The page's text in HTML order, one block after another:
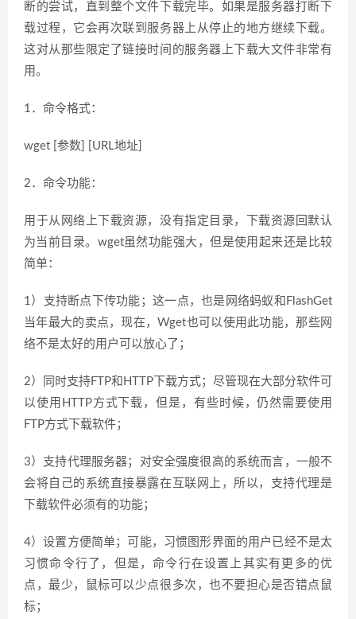
断的尝试，直到整个文件下载完毕。如果是服务器打断下
载过程，它会再次联到服务器上从停止的地方继续下载。
这对从那些限定了链接时间的服务器上下载大文件非常有
用。
1．命令格式：
wget [参数] [URL地址]
2．命令功能：
用于从网络上下载资源，没有指定目录，下载资源回默认
为当前目录。wget虽然功能强大，但是使用起来还是比较
简单：
1）支持断点下传功能；这一点，也是网络蚂蚁和FlashGet
当年最大的卖点，现在，Wget也可以使用此功能，那些网
络不是太好的用户可以放心了；
2）同时支持FTP和HTTP下载方式；尽管现在大部分软件可
以使用HTTP方式下载，但是，有些时候，仍然需要使用
FTP方式下载软件；
3）支持代理服务器；对安全强度很高的系统而言，一般不
会将自己的系统直接暴露在互联网上，所以，支持代理是
下载软件必须有的功能；
4）设置方便简单；可能，习惯图形界面的用户已经不是太
习惯命令行了，但是，命令行在设置上其实有更多的优
点，最少，鼠标可以少点很多次，也不要担心是否错点鼠
标；